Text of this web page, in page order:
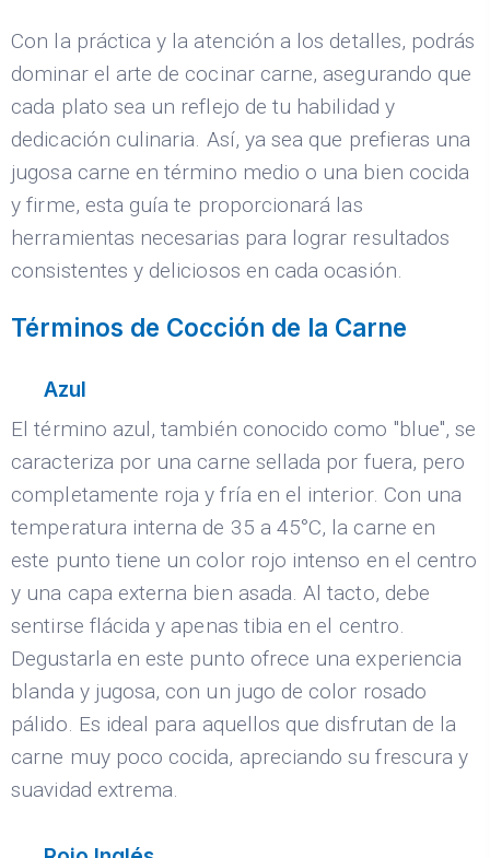
Con la práctica y la atención a los detalles, podrás
dominar el arte de cocinar carne, asegurando que
cada plato sea un reflejo de tu habilidad y
dedicación culinaria. Así, ya sea que prefieras una
jugosa carne en término medio o una bien cocida
y firme, esta guía te proporcionará las
herramientas necesarias para lograr resultados
consistentes y deliciosos en cada ocasión.
Términos de Cocción de la Carne
Azul
El término azul, también conocido como "blue", se
caracteriza por una carne sellada por fuera, pero
completamente roja y fría en el interior. Con una
temperatura interna de 35 a 45°C, la carne en
este punto tiene un color rojo intenso en el centro
y una capa externa bien asada. Al tacto, debe
sentirse flácida y apenas tibia en el centro.
Degustarla en este punto ofrece una experiencia
blanda y jugosa, con un jugo de color rosado
pálido. Es ideal para aquellos que disfrutan de la
carne muy poco cocida, apreciando su frescura y
suavidad extrema.